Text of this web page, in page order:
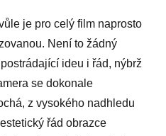
je pro celý film naprosto
Není to žádný
ideu i řád, nýbrž
se dokonale
z vysokého nadhledu
řád obrazce